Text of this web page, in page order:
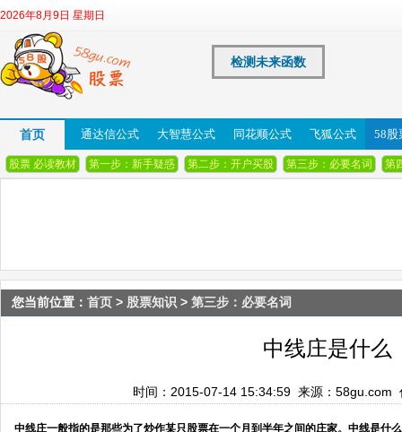
2026年8月9日 星期日
检测未来函数
首页 通达信公式 大智慧公式 同花顺公式 飞狐公式 58股
股票 必读教材 第一步：新手疑惑 第二步：开户买股 第三步：必要名词 第
您当前位置： 首页 > 股票知识 > 第三步：必要名词
中线庄是什么
时间：2015-07-14 15:34:59 来源：58gu.com
中线庄一般指的是那些为了炒作某只股票在一个月到半年之间的庄家。 中线是什